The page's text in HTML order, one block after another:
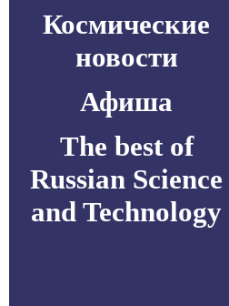
Космические
новости
Афиша
The best of
Russian Science
and Technology